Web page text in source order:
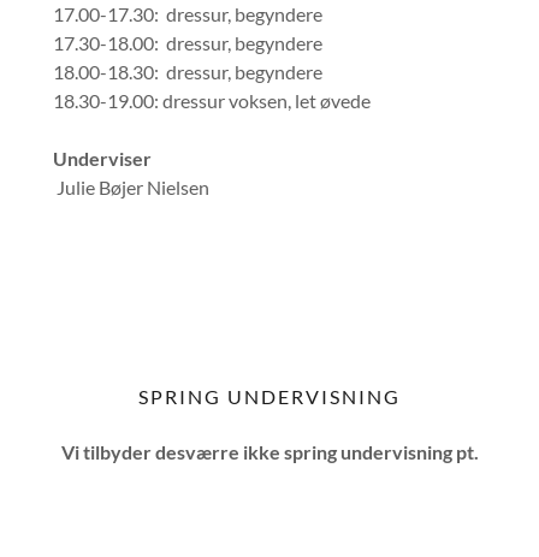
17.00-17.30: dressur, begyndere
17.30-18.00: dressur, begyndere
18.00-18.30: dressur, begyndere
18.30-19.00: dressur voksen, let øvede
Underviser
Julie Bøjer Nielsen
SPRING UNDERVISNING
Vi tilbyder desværre ikke spring undervisning pt.